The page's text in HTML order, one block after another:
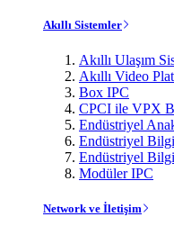
Akıllı Sistemler
Akıllı Ulaşım
Akıllı Video
Box IPC
CPCI ile VPX
Endüstriyel
Endüstriyel
Endüstriyel
Modüler IPC
Network ve İletişim